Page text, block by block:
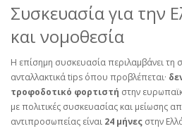
Συσκευασία για την
και νομοθεσία
Η επίσημη συσκευασία περιλαμβάνει τη
ανταλλακτικά tips όπου προβλέπεται·
τροφοδοτικό φορτιστή στην
με πολιτικές συσκευασίας και μείωσης
αντιπροσωπείας είναι 24 μήνες στην